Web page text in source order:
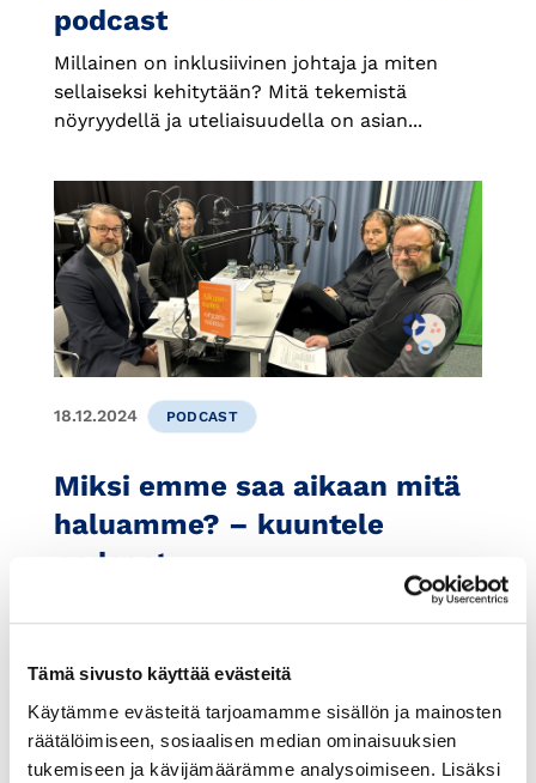
Tämä sivusto käyttää evästeitä
Käytämme evästeitä tarjoamamme sisällön ja mainosten
räätälöimiseen, sosiaalisen median ominaisuuksien
tukemiseen ja kävijämäärämme analysoimiseen. Lisäksi
podcast
Millainen on inklusiivinen johtaja ja miten
sellaiseksi kehitytään? Mitä tekemistä
nöyryydellä ja uteliaisuudella on asian...
18.12.2024 PODCAST
Miksi emme saa aikaan mitä
haluamme? – kuuntele
podcast
Mikä on ongelmana, kun tehty työ ei tuota
vaatia alaisiltaan oikealla...